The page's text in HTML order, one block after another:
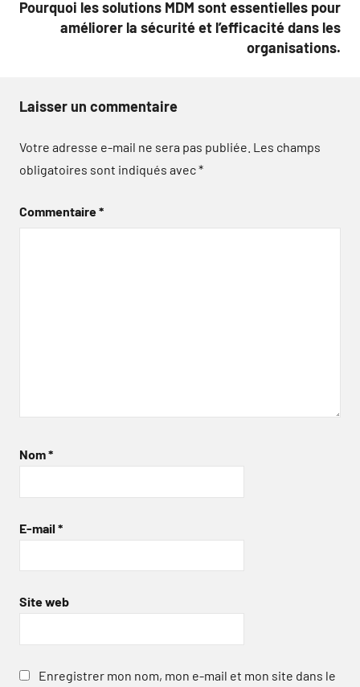
Pourquoi les solutions MDM sont essentielles pour
améliorer la sécurité et l’efficacité dans les
organisations.
Laisser un commentaire
Votre adresse e-mail ne sera pas publiée. Les champs
obligatoires sont indiqués avec*
Commentaire*
Nom*
E-mail *
Site web
Enregistrer mon nom, mon e-mail et mon site dans le